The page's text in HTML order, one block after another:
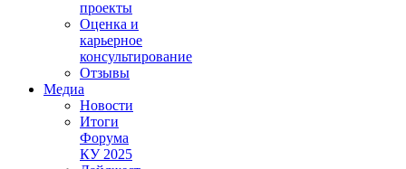
проекты
Оценка и
карьерное
консультирование
Отзывы
Медиа
Новости
Итоги
Форума
КУ 2025